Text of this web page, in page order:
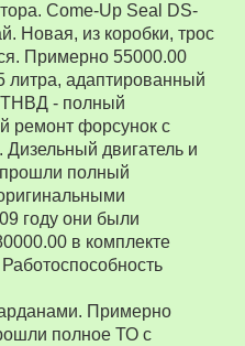
Come-Up Seal DS-
Новая, из коробки, трос
Примерно 55000.00
литра, адаптированный
- полный
ремонт форсунок с
двигатель и
полный
году они были
в комплекте
Примерно
полное ТО с